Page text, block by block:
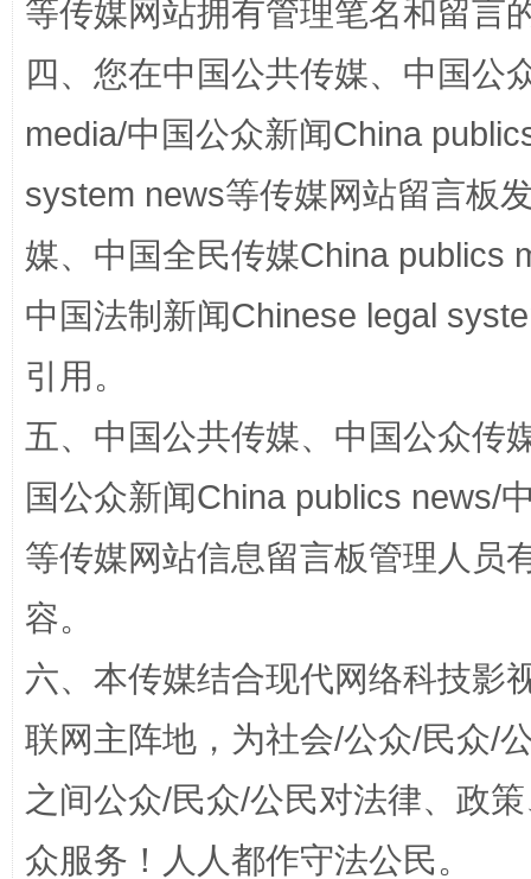
国家大学科技园优化重塑工作
等传媒网站拥有管理笔名和留言
四、您在中国公共传媒、中国公
media/中国公众新闻China
system news等传媒网站留言板
媒、中国全民传媒China publics
中国法制新闻Chinese legal
引用。
五、中国公共传媒、中国公众传
国公众新闻China publics news/
等传媒网站信息留言板管理人员
容。
六、本传媒结合现代网络科技影
联网主阵地，为社会/公众/民众/
之间公众/民众/公民对法律、政
众服务！人人都作守法公民。